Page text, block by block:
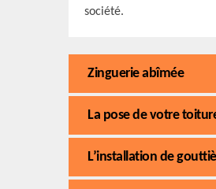
société.
Zinguerie abîmée
La pose de votre
L’installation de